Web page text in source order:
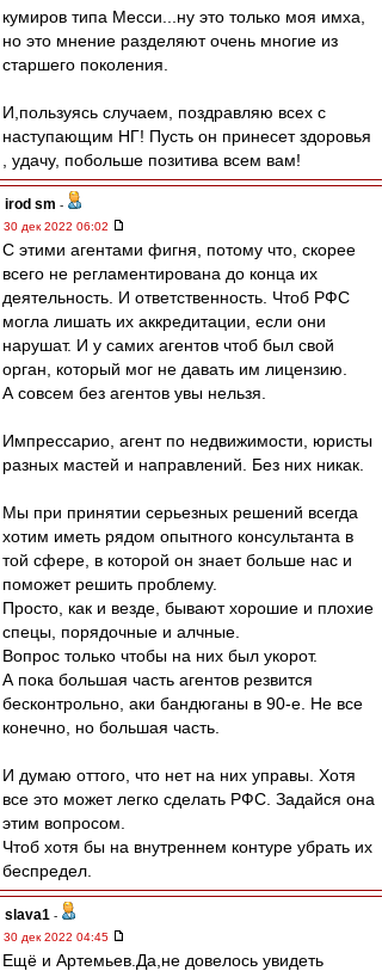
кумиров типа Месси...ну это только моя имха,
но это мнение разделяют очень многие из
старшего поколения.
И,пользуясь случаем, поздравляю всех с
наступающим НГ! Пусть он принесет здоровья
, удачу, побольше позитива всем вам!
irod sm -
30 дек 2022 06:02
С этими агентами фигня, потому что, скорее
всего не регламентирована до конца их
деятельность. И ответственность. Чтоб РФС
могла лишать их аккредитации, если они
нарушат. И у самих агентов чтоб был свой
орган, который мог не давать им лицензию.
А совсем без агентов увы нельзя.
Импрессарио, агент по недвижимости, юристы
разных мастей и направлений. Без них никак.
Мы при принятии серьезных решений всегда
хотим иметь рядом опытного консультанта в
той сфере, в которой он знает больше нас и
поможет решить проблему.
Просто, как и везде, бывают хорошие и плохие
спецы, порядочные и алчные.
Вопрос только чтобы на них был укорот.
А пока большая часть агентов резвится
бесконтрольно, аки бандюганы в 90-е. Не все
конечно, но большая часть.
И думаю оттого, что нет на них управы. Хотя
все это может легко сделать РФС. Задайся она
этим вопросом.
Чтоб хотя бы на внутреннем контуре убрать их
беспредел.
slava1 -
30 дек 2022 04:45
Ещё и Артемьев.Да,не довелось увидеть